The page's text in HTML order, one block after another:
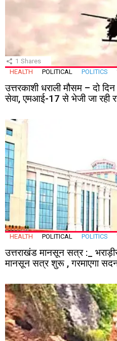
1 Shares
HEALTH
POLITICAL POLITICS
उत्तरकाशी धराली मौसम – दो
सेवा, एमआई-17 से भेजी जा रही
HEALTH POLITICAL POLITICS
उत्तराखंड मानसून सत्र :_
मानसून सत्र शुरू , गरमाएगा